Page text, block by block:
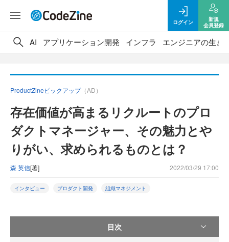
ログイン
新規
会員登録
AI アプリケーション開発 インフラ エンジニアの生き
ProductZineピックアップ（AD）
存在価値が高まるリクルートのプロ
ダクトマネージャー、その魅力とや
りがい、求められるものとは？
森 英信[著] 2022/03/29 17:00
インタビュー プロダクト開発 組織マネジメント
目次